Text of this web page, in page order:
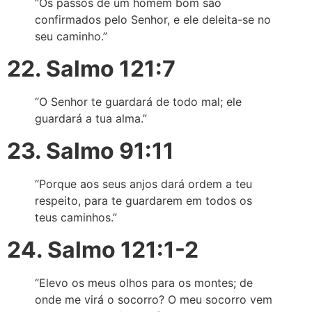
“Os passos de um homem bom são
confirmados pelo Senhor, e ele deleita-se no
seu caminho.”
22. Salmo 121:7
“O Senhor te guardará de todo mal; ele
guardará a tua alma.”
23. Salmo 91:11
“Porque aos seus anjos dará ordem a teu
respeito, para te guardarem em todos os
teus caminhos.”
24. Salmo 121:1-2
“Elevo os meus olhos para os montes; de
onde me virá o socorro? O meu socorro vem